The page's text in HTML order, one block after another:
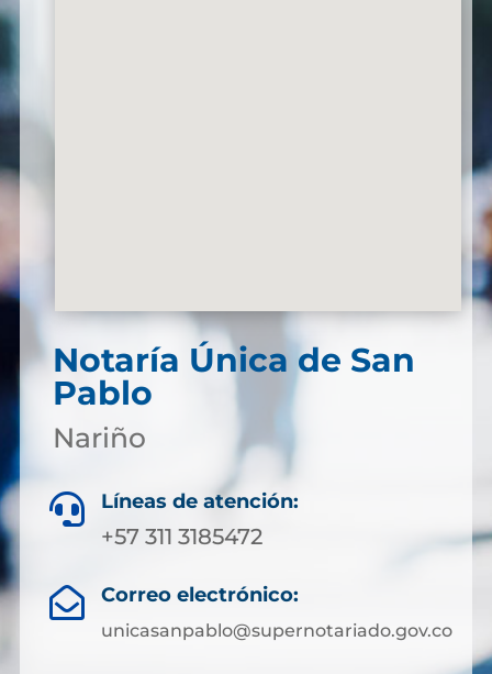
Notaría Única de San
Pablo
Nariño
 Líneas de atención:
+57 311 3185472
 Correo electrónico:
unicasanpablo@supernotariado.gov.co